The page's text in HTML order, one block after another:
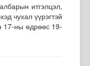
итгэлцэл,
чухал үүрэгтэй
17-ны өдрөөс 19-